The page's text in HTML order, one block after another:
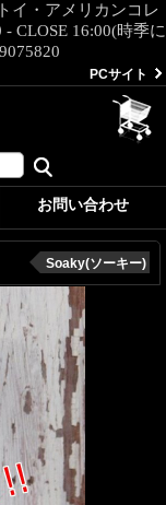
イ・アメリカンコレ
CLOSE 16:00(時季に
PCサイト
お問い合わせ
Soaky(ソーキー)